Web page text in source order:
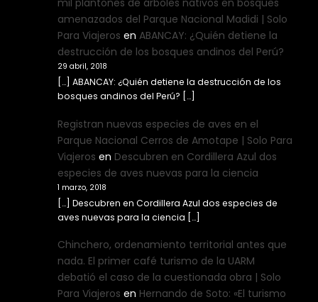
amenazados del Parque Nacional Madidi | Solo
Para Viajeros en ABANCAY: ¿Quién detiene la
destrucción de los bosques andinos del Perú?
29 abril, 2018
[…] ABANCAY: ¿Quién detiene la destrucción de los
bosques andinos del Perú? […]
Registran nuevas especies de aves en el
Parque Nacional Cerros de Amotape | Solo Para
Viajeros en Descubren en Cordillera Azul dos
especies de aves nuevas para la ciencia
1 marzo, 2018
[…] Descubren en Cordillera Azul dos especies de
aves nuevas para la ciencia […]
Chinchero, ordenamiento territorial antes que
nada. El primer café turismo de la UARM
debatió el caso de la cuestionada obra | Solo
Para Viajeros en Hernando de Soto: «El turismo